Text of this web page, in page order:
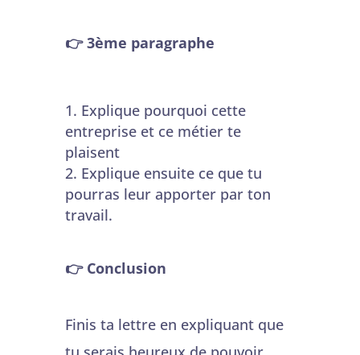
👉 3ème paragraphe
Explique pourquoi cette
entreprise et ce métier te
plaisent
Explique ensuite ce que tu
pourras leur apporter par ton
travail.
👉 Conclusion
Finis ta lettre en expliquant que